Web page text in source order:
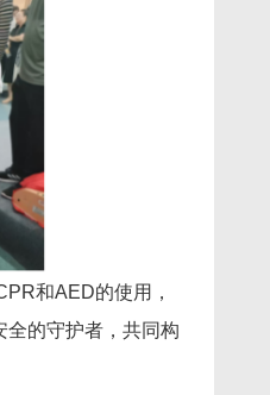
和AED的使用，
全的守护者，共同构